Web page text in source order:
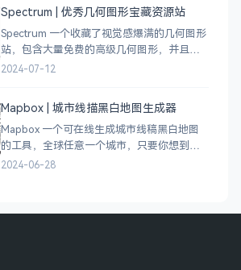
Spectrum | 优秀几何图形宝藏资源站
Spectrum 一个收藏了视觉感爆满的几何图形
站，包含大量免费的高级几何图形，并且每
周都会更新 100 个几何图案，不断的完善能
2024-07-12
Mapbox | 城市线描黑白地图生成器
Mapbox 一个可在线生成城市线稿黑白地图
的工具，全球任意一个城市，只要你想到的
城市，直接搜索城市名称，自动生成该城市
2024-06-28